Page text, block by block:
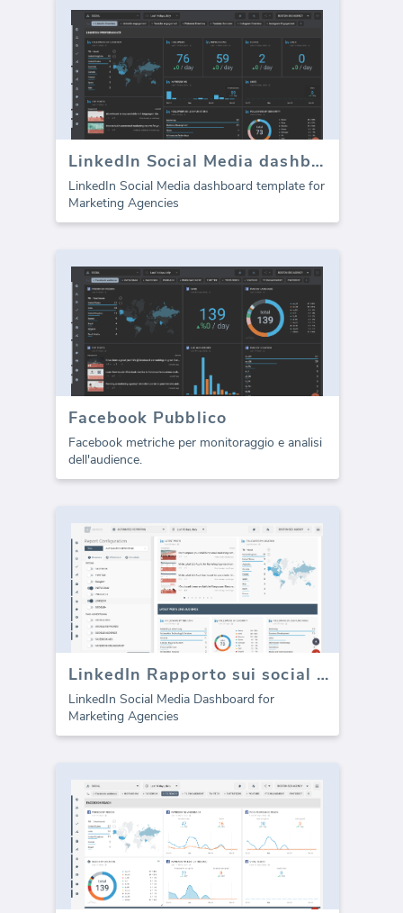
LinkedIn Social Media dashboard template
LinkedIn Social Media dashboard template for
Marketing Agencies
Facebook Pubblico
Facebook metriche per monitoraggio e analisi
dell'audience.
LinkedIn Rapporto sui social media (template)
LinkedIn Social Media Dashboard for
Marketing Agencies